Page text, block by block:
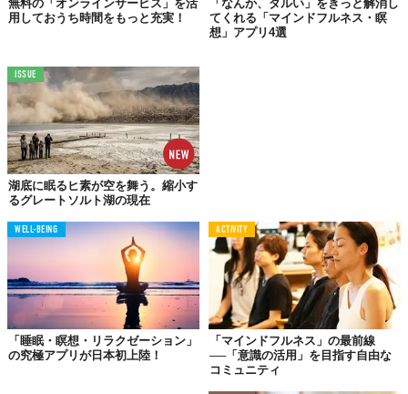
エビバリヨガ／ハトのポーズ3種
【常時無料の楽曲】
曲
Top image: ©iStock.com/Aleksandra Alekseeva
TABI LABO
この世界は、もっと広いはずだ。
無料の「オンラインサービス」を活
用しておうち時間をもっと充実！
「なんか、ダルい」をきっと解消し
てくれる「マインドフルネス・瞑
想」アプリ4選
ISSUE
湖底に眠るヒ素が空を舞う。縮小す
るグレートソルト湖の現在
WELL-BEING
「睡眠・瞑想・リラクゼーション」
の究極アプリが日本初上陸！
ACTIVITY
「マインドフルネス」の最前線
──「意識の活用」を目指す自由な
コミュニティ